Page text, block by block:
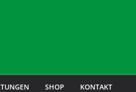
SHOP KONTAKT